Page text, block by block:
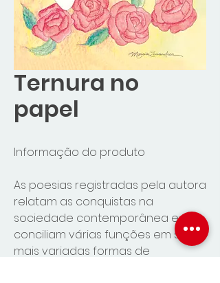
Ternura no
papel
Informação do produto
As poesias registradas pela autora
relatam as conquistas na
sociedade contemporânea e
conciliam várias funções em suas
mais variadas formas de